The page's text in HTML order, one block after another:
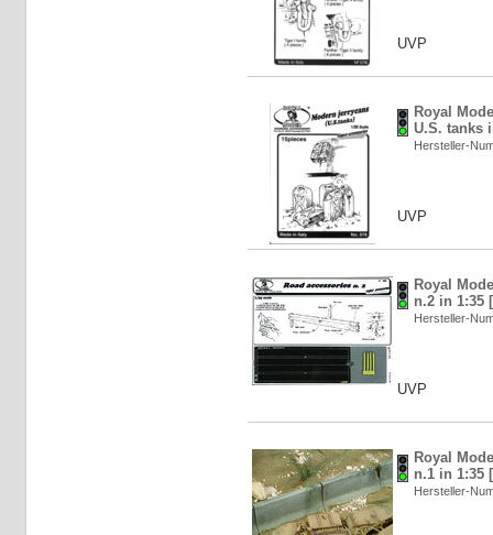
UVP
Royal
U.S. tanks
Hersteller-
UVP
Royal
n.2 in 1:35
Hersteller-
UVP
Royal
n.1 in 1:35
Hersteller-